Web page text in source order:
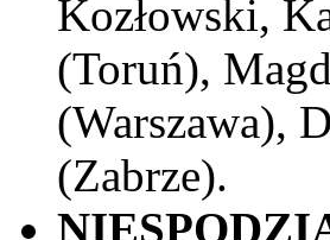
Kozłowski,
(Toruń),
(Warszawa),
(Zabrze).